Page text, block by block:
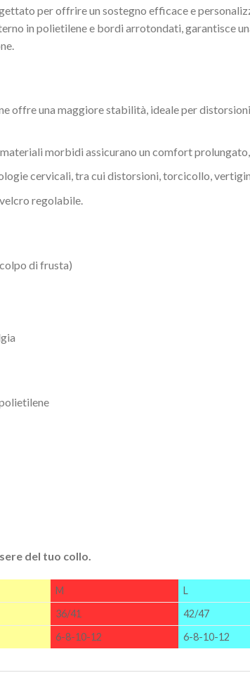
per offrire un sostegno efficace e
in polietilene e bordi arrotondati, garantisce
offre una maggiore stabilità, ideale per
morbidi assicurano un comfort
cervicali, tra cui distorsioni, torcicollo,
regolabile.
di frusta)
del tuo collo.
M
L
36/41
42/47
6-8-10-12 6-8-10-12